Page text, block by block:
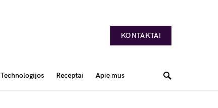
KONTAKTAI
Technologijos Receptai Apie mus